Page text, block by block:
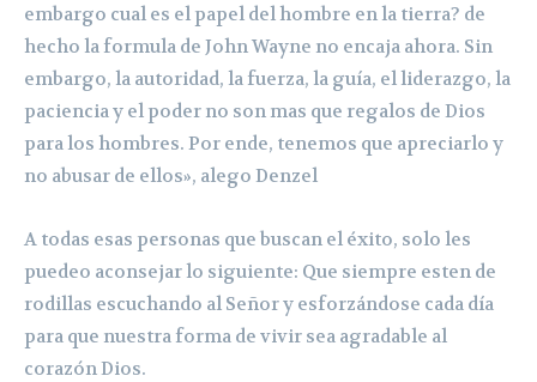
embargo cual es el papel del hombre en la tierra? de
hecho la formula de John Wayne no encaja ahora. Sin
embargo, la autoridad, la fuerza, la guía, el liderazgo, la
paciencia y el poder no son mas que regalos de Dios
para los hombres. Por ende, tenemos que apreciarlo y
no abusar de ellos», alego Denzel
A todas esas personas que buscan el éxito, solo les
puedeo aconsejar lo siguiente: Que siempre esten de
rodillas escuchando al Señor y esforzándose cada día
para que nuestra forma de vivir sea agradable al
corazón Dios.